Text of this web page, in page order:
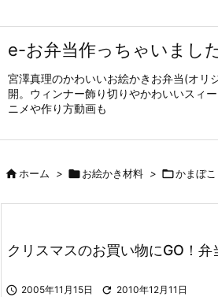
e-お弁当作っちゃいまし
宮澤真理のかわいいお絵かきお弁当(オリ
開。ウィンナー飾り切りやかわいいスィ
ニメや作り方動画も
ホーム > お絵かき材料 > かまぼ
クリスマスのお買い物にGO！弁
 2005年11月15日  2010年12月11日